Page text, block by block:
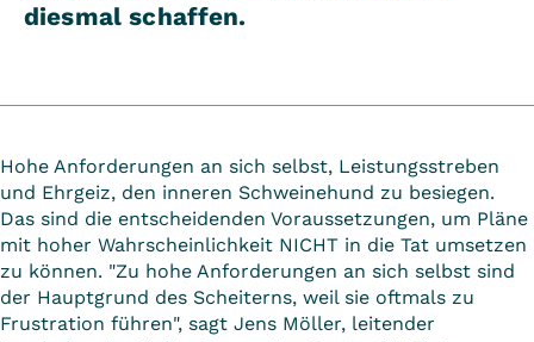
diesmal schaffen.
Hohe Anforderungen an sich selbst, Leistungsstreben
und Ehrgeiz, den inneren Schweinehund zu besiegen.
Das sind die entscheidenden Voraussetzungen, um Pläne
mit hoher Wahrscheinlichkeit NICHT in die Tat umsetzen
zu können. "Zu hohe Anforderungen an sich selbst sind
der Hauptgrund des Scheiterns, weil sie oftmals zu
Frustration führen", sagt Jens Möller, leitender